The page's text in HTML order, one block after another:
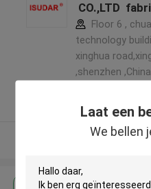
Laat een
We bellen
CO.,LTD
Floor 6 ,
technology
xinghua
,shenzhen ,China